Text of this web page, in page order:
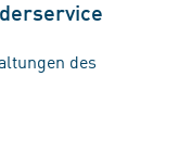
des